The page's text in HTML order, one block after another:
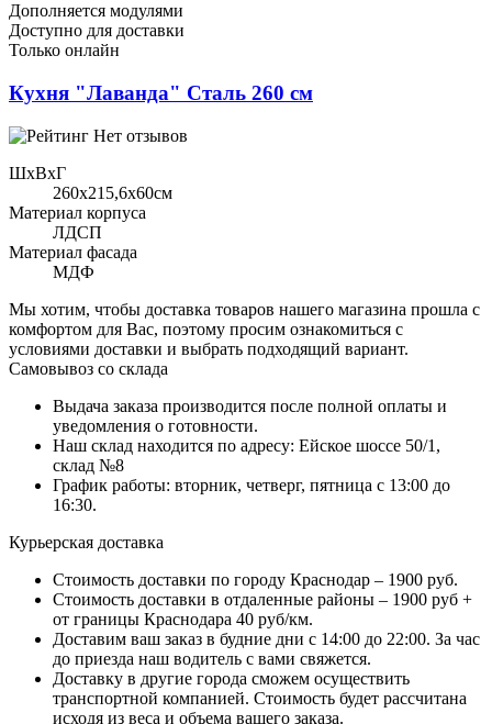
Дополняется модулями
Доступно для доставки
Только онлайн
Кухня "Лаванда" Сталь 260 см
Нет отзывов
ШхВхГ
260x215,6х60см
Материал корпуса
ЛДСП
Материал фасада
МДФ
Мы хотим, чтобы доставка товаров нашего магазина прошла с
комфортом для Вас, поэтому просим ознакомиться с
условиями доставки и выбрать подходящий вариант.
Самовывоз со склада
Выдача заказа производится после полной оплаты и
уведомления о готовности.
Наш склад находится по адресу: Ейское шоссе 50/1,
склад №8
График работы: вторник, четверг, пятница с 13:00 до
16:30.
Курьерская доставка
Стоимость доставки по городу Краснодар – 1900 руб.
Стоимость доставки в отдаленные районы – 1900 руб +
от границы Краснодара 40 руб/км.
Доставим ваш заказ в будние дни с 14:00 до 22:00. За час
до приезда наш водитель с вами свяжется.
Доставку в другие города сможем осуществить
транспортной компанией. Стоимость будет рассчитана
исходя из веса и объема вашего заказа.